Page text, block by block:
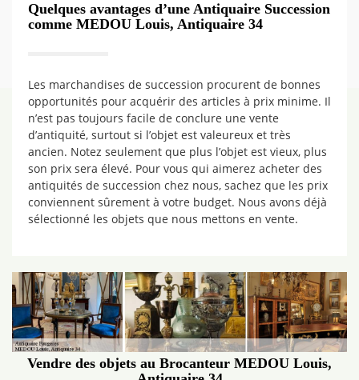
Quelques avantages d’une Antiquaire Succession
comme MEDOU Louis, Antiquaire 34
Les marchandises de succession procurent de bonnes
opportunités pour acquérir des articles à prix minime. Il
n’est pas toujours facile de conclure une vente
d’antiquité, surtout si l’objet est valeureux et très
ancien. Notez seulement que plus l’objet est vieux, plus
son prix sera élevé. Pour vous qui aimerez acheter des
antiquités de succession chez nous, sachez que les prix
conviennent sûrement à votre budget. Nous avons déjà
sélectionné les objets que nous mettons en vente.
Vendre des objets au Brocanteur MEDOU Louis,